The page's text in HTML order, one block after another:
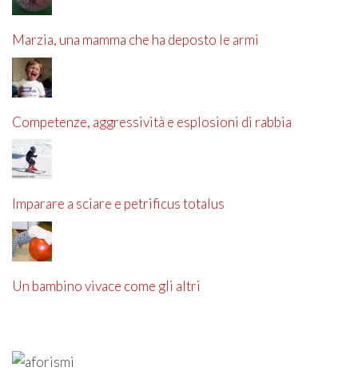
Marzia, una mamma che ha deposto le armi
Competenze, aggressività e esplosioni di rabbia
Imparare a sciare e petrificus totalus
Un bambino vivace come gli altri